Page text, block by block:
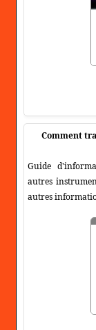
Comment
Guide
autres
autres